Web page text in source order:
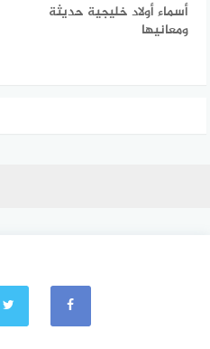
أسماء أولاد خليجية حديثة
ومعانيها